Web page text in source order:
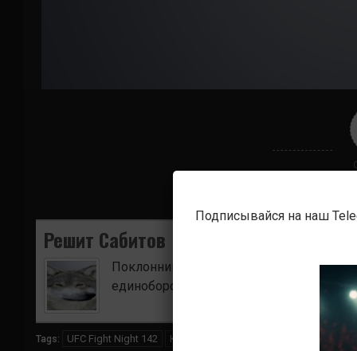
Решит Сабитов
Поклонник боевых искусств. Ищу для
единоборств.
Tags: UFC Fight Night 142 Кай Кара-Франс
Подписывайся на наш